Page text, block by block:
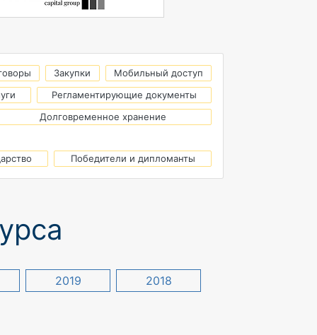
Закупки
Мобильный доступ
Регламентирующие документы
Долговременное хранение
Победители и дипломанты
2019
2018